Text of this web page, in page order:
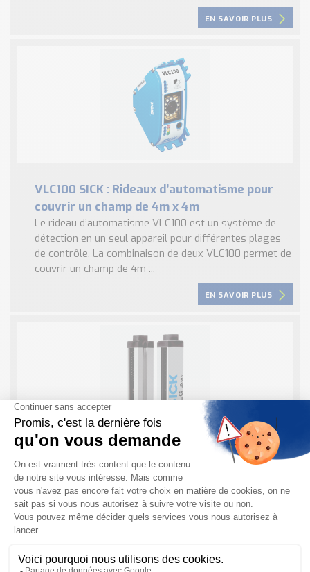
EN SAVOIR PLUS
VLC100 SICK : Rideaux d’automatisme pour
couvrir un champ de 4m x 4m
Le rideau d’automatisme VLC100 est un système de
détection en un seul appareil pour différentes plages
de contrôle. La combinaison de deux VLC100 permet de
couvrir un champ de 4m ...
EN SAVOIR PLUS
HLG SICK : Rideaux d’automatisme avec
hauteur de contrôle 50mm
Le rideau d’automatisme HLG est un système de
détection sûre des petits objets à des vitesses
élevées. Il possède une résolution constante de 2mm